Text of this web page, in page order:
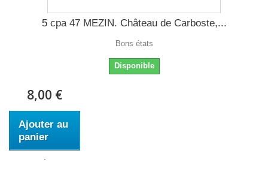
5 cpa 47 MEZIN. Château de Carboste,...
Bons états
Disponible
8,00 €
Ajouter au
panier